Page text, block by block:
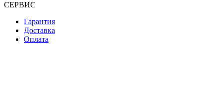
СЕРВИС
Гарантия
Доставка
Оплата